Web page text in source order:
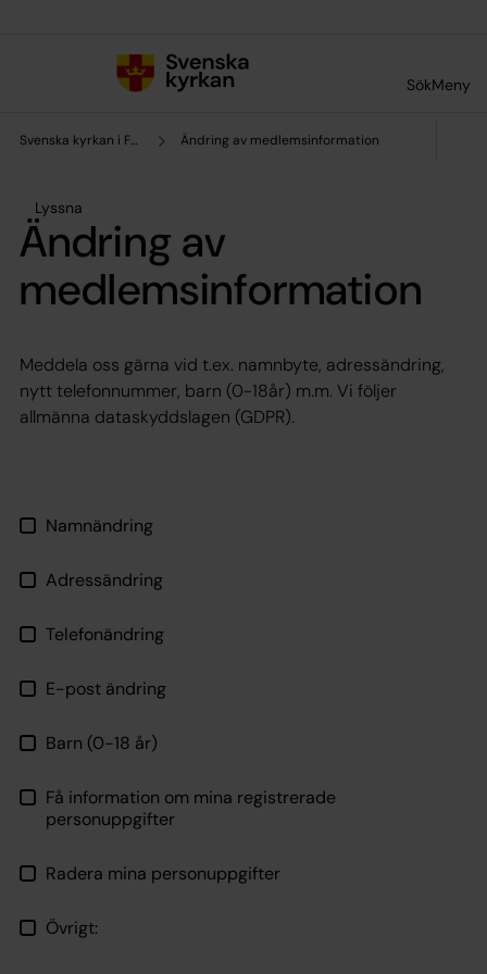
SökMeny
Svenska kyrkan i Frankfurt Ändring av medlemsinformation
Lyssna
Ändring av
medlemsinformation
Meddela oss gärna vid t.ex. namnbyte, adressändring,
nytt telefonnummer, barn (0-18år) m.m. Vi följer
allmänna dataskyddslagen (GDPR).
Namnändring
Adressändring
Telefonändring
E-post ändring
Barn (0-18 år)
Få information om mina registrerade
personuppgifter
Radera mina personuppgifter
Övrigt: